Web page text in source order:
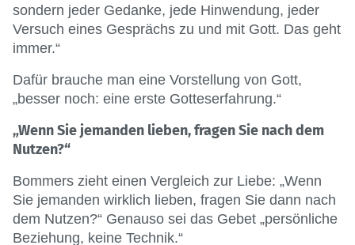
sondern jeder Gedanke, jede Hinwendung, jeder
Versuch eines Gesprächs zu und mit Gott. Das geht
immer.“
Dafür brauche man eine Vorstellung von Gott,
„besser noch: eine erste Gotteserfahrung.“
„Wenn Sie jemanden lieben, fragen Sie nach dem
Nutzen?“
Bommers zieht einen Vergleich zur Liebe: „Wenn
Sie jemanden wirklich lieben, fragen Sie dann nach
dem Nutzen?“ Genauso sei das Gebet „persönliche
Beziehung, keine Technik.“